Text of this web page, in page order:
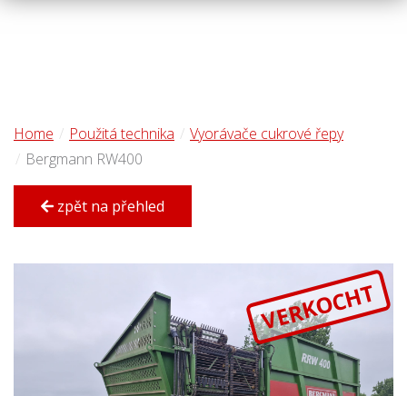
Home Použitá technika
Vyorávače cukrové řepy
Bergmann RW400
zpět na přehled
VERKOCHT